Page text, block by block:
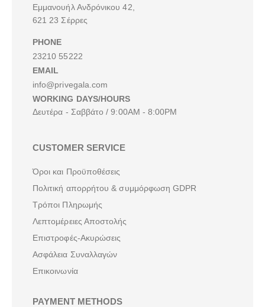
Εμμανουήλ Ανδρόνικου 42,
621 23 Σέρρες
PHONE
23210 55222
EMAIL
info@privegala.com
WORKING DAYS/HOURS
Δευτέρα - Σαββάτο / 9:00AM - 8:00PM
CUSTOMER SERVICE
Όροι και Προϋποθέσεις
Πολιτική απορρήτου & συμμόρφωση GDPR
Τρόποι Πληρωμής
Λεπτομέρειες Αποστολής
Επιστροφές-Ακυρώσεις
Ασφάλεια Συναλλαγών
Επικοινωνία
PAYMENT METHODS